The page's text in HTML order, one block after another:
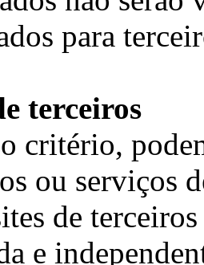
para
terceiros
critério,
ou serviços
de
e